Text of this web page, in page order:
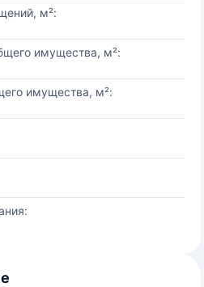
м²:
имущества, м²:
имущества, м²: